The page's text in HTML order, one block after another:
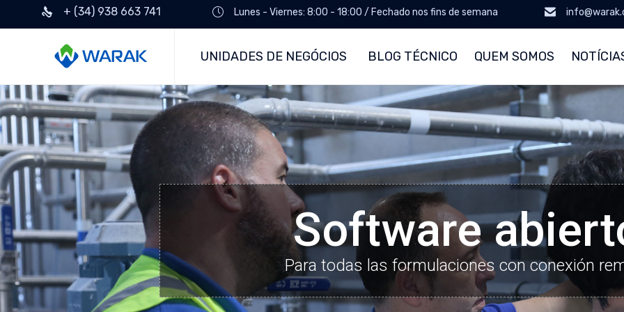
+ (34) 938 663 741 Lunes - Viernes: 8:00 - 18:00 / Fechado nos fins de semana
UNIDADES DE NEGÓCIOS BLOG TÉCNICO QUEM SOMOS
Para todas las formulaciones con conexión
Software